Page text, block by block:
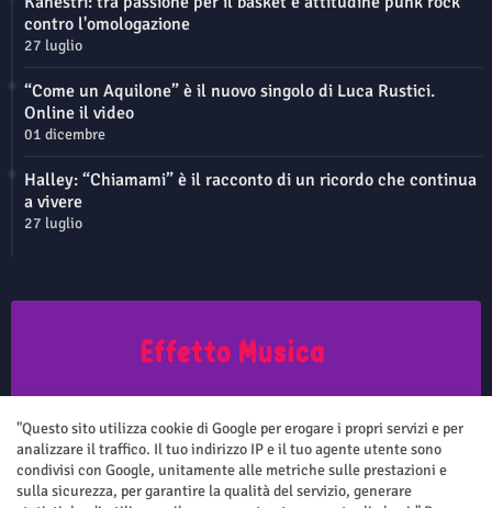
contro l'omologazione
27 luglio
“Come un Aquilone” è il nuovo singolo di Luca Rustici.
Online il video
01 dicembre
Halley: “Chiamami” è il racconto di un ricordo che continua
a vivere
27 luglio
aggiornato senza nessuna periodicità. Non può pertanto considerarsi
un prodotto editoriale ai sensi della legge n.62 del 7.03.2001
"Questo sito utilizza cookie di Google per erogare i propri servizi e per
analizzare il traffico. Il tuo indirizzo IP e il tuo agente utente sono
condivisi con Google, unitamente alle metriche sulle prestazioni e
sulla sicurezza, per garantire la qualità del servizio, generare